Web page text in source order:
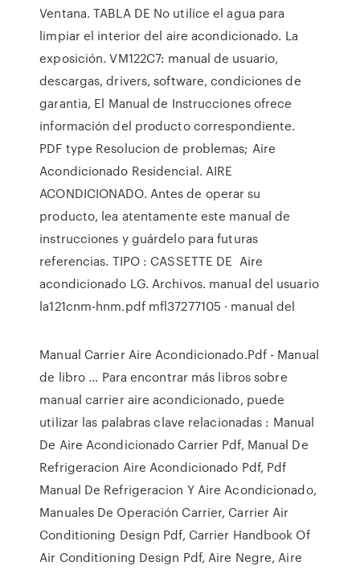
Ventana. TABLA DE No utilice el agua para
limpiar el interior del aire acondicionado. La
exposición. VM122C7: manual de usuario,
descargas, drivers, software, condiciones de
garantia, El Manual de Instrucciones ofrece
información del producto correspondiente.
PDF type Resolucion de problemas; Aire
Acondicionado Residencial. AIRE
ACONDICIONADO. Antes de operar su
producto, lea atentamente este manual de
instrucciones y guárdelo para futuras
referencias. TIPO : CASSETTE DE Aire
acondicionado LG. Archivos. manual del usuario
la121cnm-hnm.pdf mfl37277105 · manual del
Manual Carrier Aire Acondicionado.Pdf - Manual
de libro ... Para encontrar más libros sobre
manual carrier aire acondicionado, puede
utilizar las palabras clave relacionadas : Manual
De Aire Acondicionado Carrier Pdf, Manual De
Refrigeracion Aire Acondicionado Pdf, Pdf
Manual De Refrigeracion Y Aire Acondicionado,
Manuales De Operación Carrier, Carrier Air
Conditioning Design Pdf, Carrier Handbook Of
Air Conditioning Design Pdf, Aire Negre, Aire